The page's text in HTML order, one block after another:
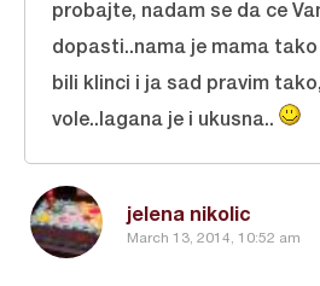
jelena nikolic
March 13, 2014, 10:52 am
probajte, nadam se da ce
dopasti..nama je mama
bili klinci i ja sad pravim
vole..lagana je i ukusna..